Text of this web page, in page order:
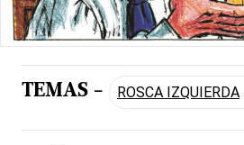
TEMAS - ROSCA IZQUIERDA